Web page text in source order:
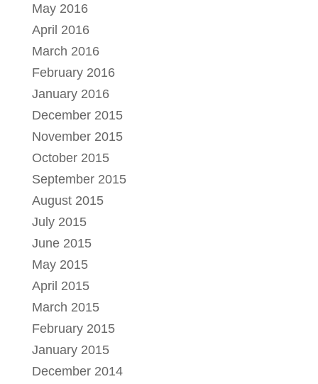
May 2016
April 2016
March 2016
February 2016
January 2016
December 2015
November 2015
October 2015
September 2015
August 2015
July 2015
June 2015
May 2015
April 2015
March 2015
February 2015
January 2015
December 2014